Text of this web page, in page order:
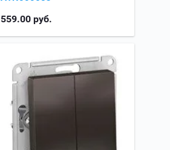
559.00 руб.